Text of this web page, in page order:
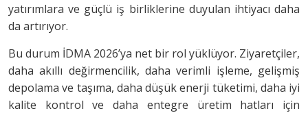
yatırımlara ve güçlü iş birliklerine duyulan ihtiyacı daha
da artırıyor.
Bu durum İDMA 2026’ya net bir rol yüklüyor. Ziyaretçiler,
daha akıllı değirmencilik, daha verimli işleme, gelişmiş
depolama ve taşıma, daha düşük enerji tüketimi, daha iyi
kalite kontrol ve daha entegre üretim hatları için